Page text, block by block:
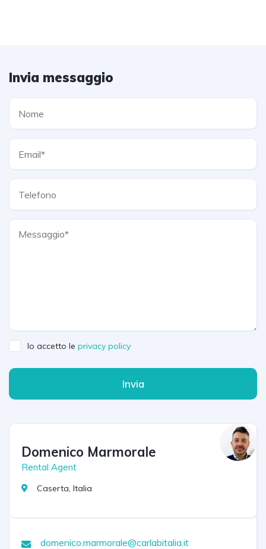
Invia messaggio
Io accetto le privacy policy
Invia
Domenico Marmorale
Rental Agent
Caserta, Italia
domenico.marmorale@carlabitalia.it